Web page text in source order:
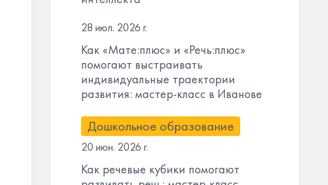
28 июл. 2026 г.
Как «Мате:плюс» и «Речь:плюс»
помогают выстраивать
индивидуальные траектории
развития: мастер-класс в Иванове
Дошкольное образование
20 июн. 2026 г.
Как речевые кубики помогают